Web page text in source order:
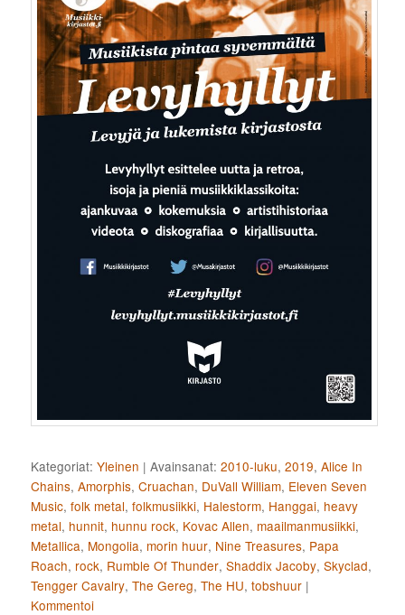
Kategoriat: Yleinen |Avainsanat: 2010-luku,2019,Alice In
Chains,Amorphis,Cruachan, DuVall William, Eleven Seven
Music,folk metal,folkmusiikki, Halestorm, Hanggai, heavy
metal, hunnit, hunnu rock, Kovac Allen, maailmanmusiikki,
Metallica, Mongolia, morin huur, Nine Treasures, Papa
Roach, rock, Rumble Of Thunder,Shaddix Jacoby,Skyclad,
Tengger Cavalry,The Gereg,The HU,tobshuur |
Kommentoi